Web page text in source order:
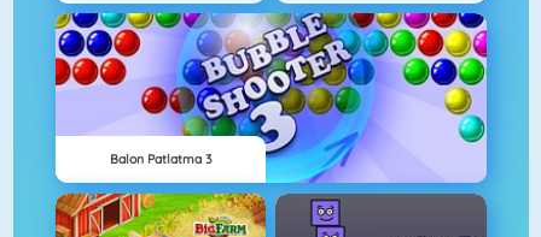
Balon Patlatma 3